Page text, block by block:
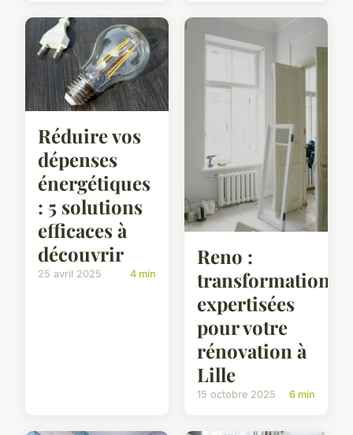
Réduire vos
dépenses
énergétiques
: 5 solutions
efficaces à
découvrir
25 avril 2025 4 min
Reno :
transformations
expertisées
pour votre
rénovation à
Lille
15 octobre 2025 6 min